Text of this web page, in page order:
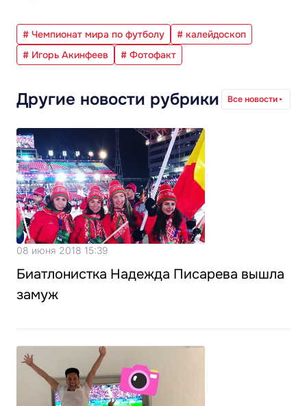
# Чемпионат мира по футболу
# калейдоскоп
# Игорь Акинфеев
# Фотофакт
Другие новости рубрики Все новости
08 июня 2018 15:39
Биатлонистка Надежда Писарева вышла
замуж